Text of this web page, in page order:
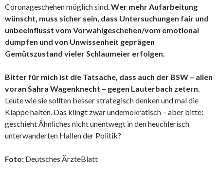
Coronageschehen möglich sind.Wer mehr Aufarbeitung
wünscht, muss sicher sein, dass Untersuchungen fair und
unbeeinflusst vom Vorwahlgeschehen/vom emotional
dumpfen und von Unwissenheit geprägen
Gemütszustand vieler Schlaumeier erfolgen.
Bitter für mich ist die Tatsache, dass auch der BSW – allen
voran Sahra Wagenknecht – gegen Lauterbach zetern.
Leute wie sie sollten besser strategisch denken und mal die
Klappe halten. Das klingt zwar undemokratisch – aber bitte:
geschieht Ähnliches nicht unentwegt in den heuchlerisch
unterwanderten Hallen der Politik?
Foto: Deutsches ÄrzteBlatt